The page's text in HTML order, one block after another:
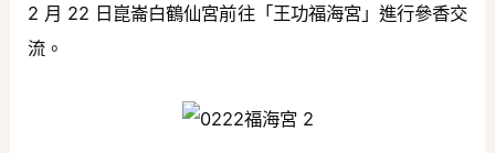
2 月 22 日崑崙白鶴仙宮前往「王功福海宮」進行參香交
流。